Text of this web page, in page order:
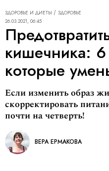
ЗДОРОВЬЕ И ДИЕТЫ
ЗДОРОВЬЕ
26.03.2021, 06:45
кишечника:
которые
Если изменить образ
скорректировать
почти на четверть!
ВЕРА ЕРМАКОВА